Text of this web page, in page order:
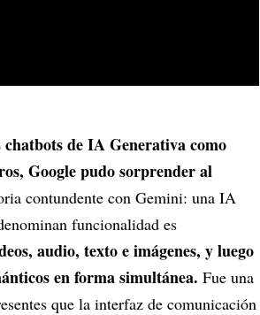
de IA Generativa como
Google pudo sorprender al
contundente con Gemini: una IA
funcionalidad es
audio, texto e imágenes, y luego
en forma simultánea. Fue una
que la interfaz de comunicación